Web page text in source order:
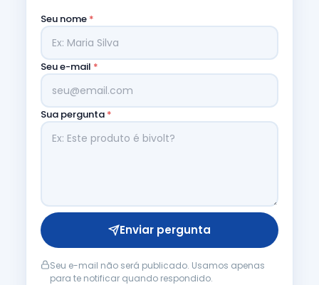
Seu nome *
Seu e-mail *
Sua pergunta *
Enviar pergunta
Seu e-mail não será publicado. Usamos apenas
para te notificar quando respondido.